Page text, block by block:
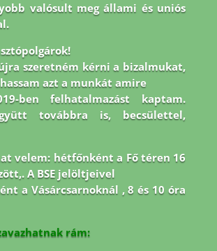
valósult meg állami és uniós
szeretném kérni a bizalmukat,
azt a munkát amire
ben felhatalmazást kaptam.
továbbra is, becsülettel,
velem: hétfőnként a Fő téren 16
A BSE jelöltjeivel
a Vásárcsarnoknál , 8 és 10 óra
rám: